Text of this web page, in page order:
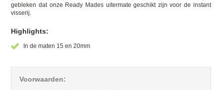
gebleken dat onze Ready Mades uitermate geschikt zijn voor de instant
visserij.
Highlights:
In de maten 15 en 20mm
Voorwaarden: